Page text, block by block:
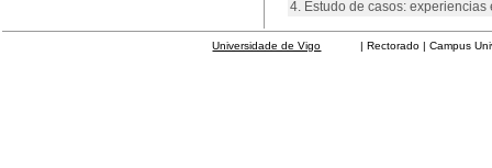
4. Estudo de casos: experiencias
Universidade de Vigo | Rectorado | Campus